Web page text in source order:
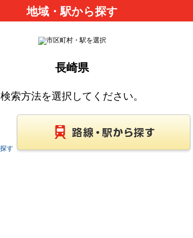
地域・駅から探す
長崎県
検索方法を選択してください。